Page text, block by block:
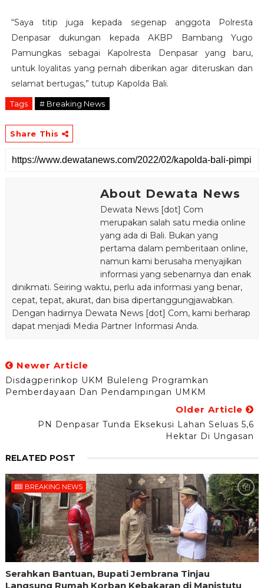
“Saya titip juga kepada segenap anggota Polresta
Denpasar dukungan kepada AKBP Bambang Yugo
Pamungkas sebagai Kapolresta Denpasar yang baru,
untuk loyalitas yang pernah diberikan agar diteruskan dan
selamat bertugas,” tutup Kapolda Bali.
Tags # Breaking News
Share This
About Dewata News
Dewata News [dot] Com
merupakan salah satu media online
yang ada di Bali. Bukan yang
pertama dalam pemberitaan online,
namun kami berusaha menyajikan
informasi yang sebenarnya dan enak
dinikmati. Seiring waktu, perlu ada informasi yang benar,
cepat, tepat, akurat, dan bisa dipertanggungjawabkan.
Dengan hadirnya Dewata News [dot] Com, kami berharap
dapat menjadi Media Partner Informasi Anda.
Newer Article
Disdagperinkop UKM Buleleng Programkan
Pemberdayaan Dan Pendampingan UMKM
Older Article
PN Denpasar Tunda Eksekusi Lahan Seluas 5,6
Hektar Di Ungasan
RELATED POST
BREAKING NEWS
Serahkan Bantuan, Bupati Jembrana Tinjau
Langsung Rumah Korban Kebakaran di Manistutu